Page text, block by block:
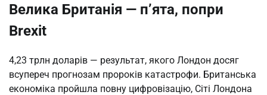
Велика Британія — п’ята, попри
Brexit
4,23 трлн доларів — результат, якого Лондон досяг
всупереч прогнозам пророків катастрофи. Британська
економіка пройшла повну цифровізацію, Сіті Лондона